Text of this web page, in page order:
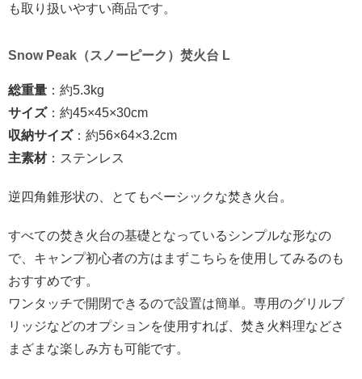
も取り扱いやすい商品です。
Snow Peak（スノーピーク）焚火台 L
総重量 ：約5.3kg
サイズ：約45×45×30cm
収納サイズ：約56×64×3.2cm
主素材：ステンレス
逆四角錐形状の、とてもベーシックな焚き火台。
すべての焚き火台の基礎となっているシンプルな形なの
で、キャンプ初心者の方はまずこちらを使用してみるのも
おすすめです。
ワンタッチで開閉できるので設置は簡単。専用のグリルブ
リッジなどのオプションを使用すれば、焚き火料理などさ
まざまな楽しみ方も可能です。